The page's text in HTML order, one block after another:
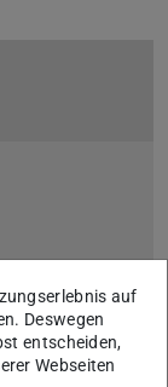
auf
Deswegen
entscheiden,
Webseiten